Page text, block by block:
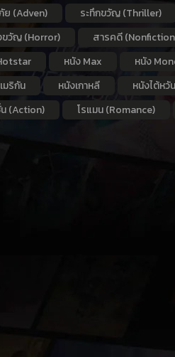
(Adven)
ระทึกขวัญ (Thriller)
วัญ (Horror)
สารคดี
หนัง Max หนัง
มริกัน
หนังเกาหลี หนังไต้หวัน
(Action)
โรแมน (Romance)